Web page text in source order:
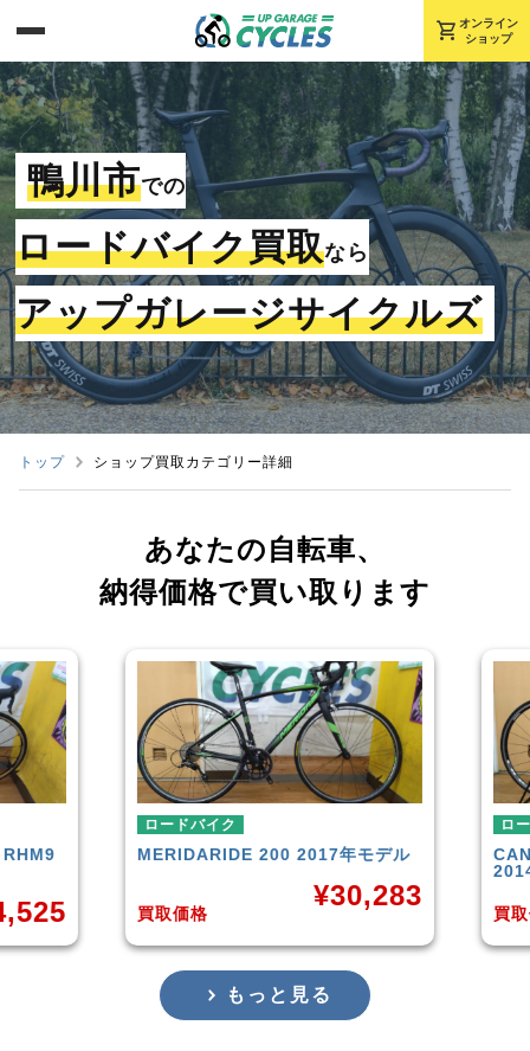
shopping_cart オンライン
ショップ
鴨川市での
ロードバイク買取なら
アップガレージサイクルズ
トップ ショップ買取カテゴリー詳細
あなたの自転車、
納得価格で買い取ります
ロードバイク
MERIDARIDE 200 2017年モデル
買取価格
¥30,283
ロー
買取
もっと見る